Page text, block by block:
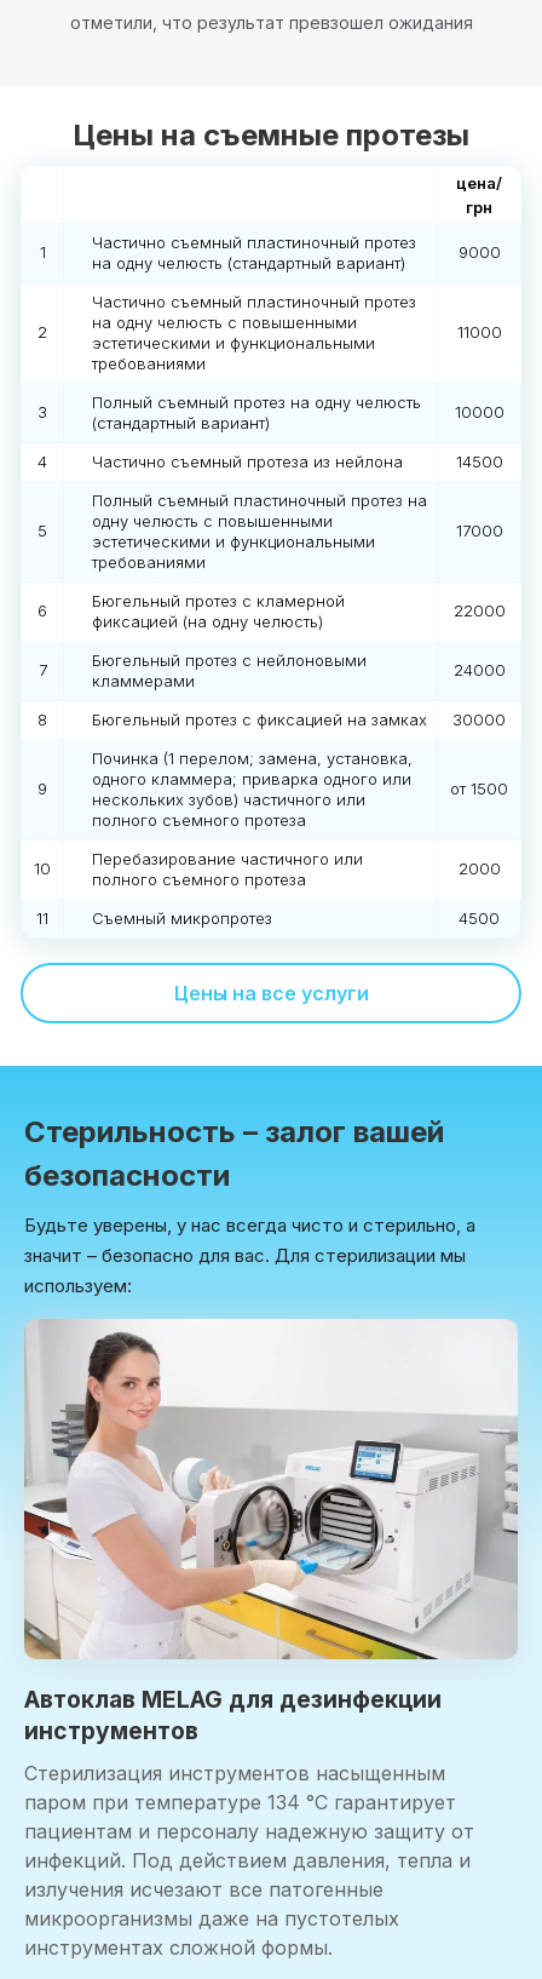
отметили, что результат превзошел ожидания
Цены на съемные протезы
цена/
грн
1
Частично съемный пластиночный протез
на одну челюсть (стандартный вариант)
9000
2
Частично съемный пластиночный протез
на одну челюсть с повышенными
эстетическими и функциональными
требованиями
11000
3
Полный съемный протез на одну челюсть
(стандартный вариант)
10000
4 Частично съемный протеза из нейлона 14500
5
Полный съемный пластиночный протез на
одну челюсть с повышенными
эстетическими и функциональными
требованиями
17000
6
Бюгельный протез с кламерной
фиксацией (на одну челюсть)
22000
7
Бюгельный протез с нейлоновыми
кламмерами
24000
8 Бюгельный протез с фиксацией на замках 30000
9
Починка (1 перелом; замена, установка,
одного кламмера; приварка одного или
нескольких зубов) частичного или
полного съемного протеза
от 1500
10
Перебазирование частичного или
полного съемного протеза
2000
11 Съемный микропротез 4500
Цены на все услуги
Стерильность – залог вашей
безопасности
Будьте уверены, у нас всегда чисто и стерильно, а
значит – безопасно для вас. Для стерилизации мы
используем:
Автоклав MELAG для дезинфекции
инструментов
Стерилизация инструментов насыщенным
паром при температуре 134 °C гарантирует
пациентам и персоналу надежную защиту от
инфекций. Под действием давления, тепла и
излучения исчезают все патогенные
микроорганизмы даже на пустотелых
инструментах сложной формы.